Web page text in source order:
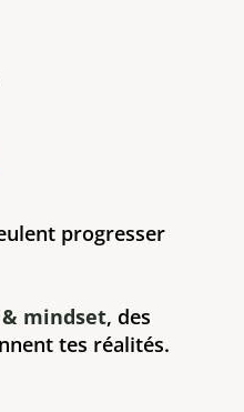
progresser
mindset, des
tes réalités.